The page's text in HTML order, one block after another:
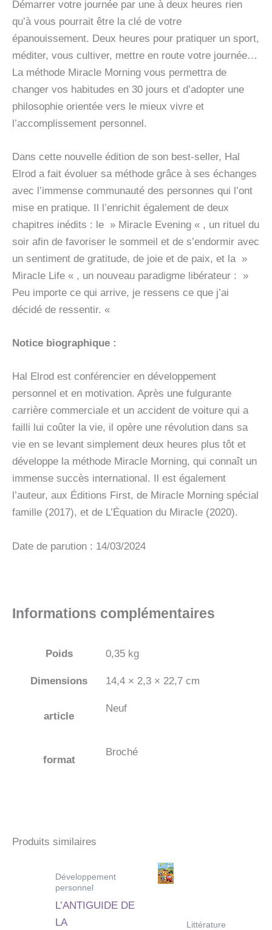
Démarrer votre journée par une à deux heures rien
qu’à vous pourrait être la clé de votre
épanouissement. Deux heures pour pratiquer un sport,
méditer, vous cultiver, mettre en route votre journée…
La méthode Miracle Morning vous permettra de
changer vos habitudes en 30 jours et d’adopter une
philosophie orientée vers le mieux vivre et
l’accomplissement personnel.
Dans cette nouvelle édition de son best-seller, Hal
Elrod a fait évoluer sa méthode grâce à ses échanges
avec l’immense communauté des personnes qui l’ont
mise en pratique. Il l’enrichit également de deux
chapitres inédits : le » Miracle Evening « , un rituel du
soir afin de favoriser le sommeil et de s’endormir avec
un sentiment de gratitude, de joie et de paix, et la »
Miracle Life « , un nouveau paradigme libérateur : »
Peu importe ce qui arrive, je ressens ce que j’ai
décidé de ressentir. «
Notice biographique :
Hal Elrod est conférencier en développement
personnel et en motivation. Après une fulgurante
carrière commerciale et un accident de voiture qui a
failli lui coûter la vie, il opère une révolution dans sa
vie en se levant simplement deux heures plus tôt et
développe la méthode Miracle Morning, qui connaît un
immense succès international. Il est également
l’auteur, aux Éditions First, de Miracle Morning spécial
famille (2017), et de L’Équation du Miracle (2020).
Date de parution : 14/03/2024
Informations complémentaires
Poids 0,35 kg
Dimensions 14,4 × 2,3 × 22,7 cm
article
Neuf
format
Broché
Produits similaires
Développement
personnel
L’ANTIGUIDE DE
LA
Littérature